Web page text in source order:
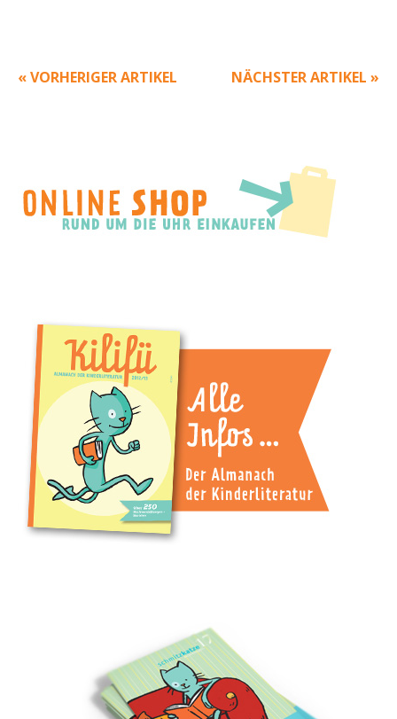
NÄCHSTER ARTIKEL »
« VORHERIGER ARTIKEL